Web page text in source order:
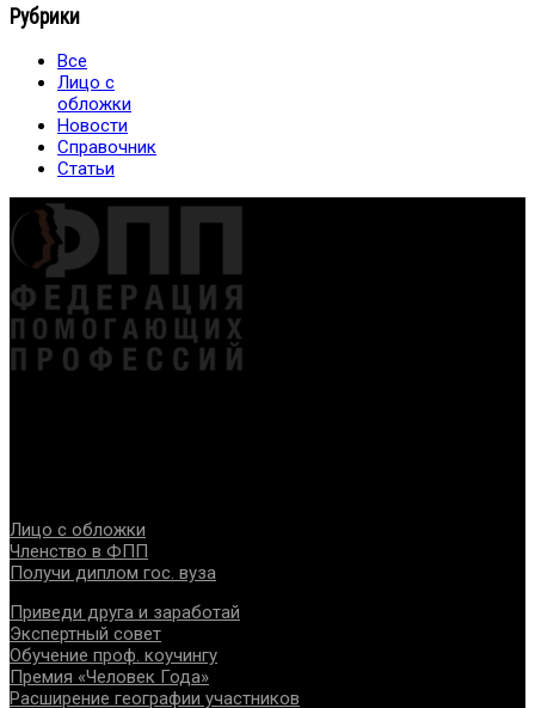
Рубрики
Все
Лицо с
обложки
Новости
Справочник
Статьи
Лицо с обложки
Членство в ФПП
Получи диплом гос. вуза
Приведи друга и заработай
Экспертный совет
Обучение проф. коучингу
Премия «Человек Года»
Расширение географии участников